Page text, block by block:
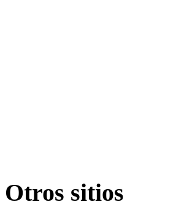
Otros sitios